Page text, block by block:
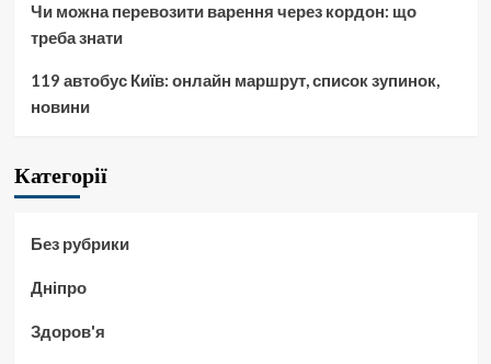
Чи можна перевозити варення через кордон: що
треба знати
119 автобус Київ: онлайн маршрут, список зупинок,
новини
Категорії
Без рубрики
Дніпро
Здоров'я